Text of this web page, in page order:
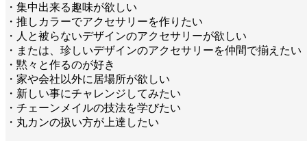
・集中出来る趣味が欲しい
・推しカラーでアクセサリーを作りたい
・人と被らないデザインのアクセサリーが欲しい
・または、珍しいデザインのアクセサリーを仲間で揃えたい
・黙々と作るのが好き
・家や会社以外に居場所が欲しい
・新しい事にチャレンジしてみたい
・チェーンメイルの技法を学びたい
・丸カンの扱い方が上達したい